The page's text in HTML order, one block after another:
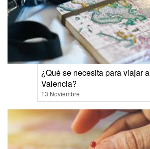
¿Qué se necesita para viajar a
Valencia?
13 Noviembre